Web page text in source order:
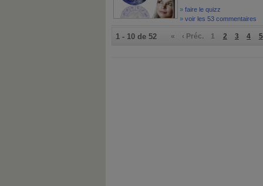
» faire le quizz
» voir les 53 commentaires
1 - 10 de 52 « ‹ Préc. 1 2 3 4 5